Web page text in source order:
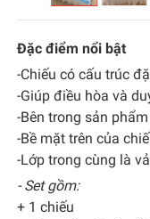
Đặc điểm nổi bật
-Chiếu có cấu trúc
-Giúp điều hòa và
-Bên trong sản
-Bề mặt trên của
-Lớp trong cùng là
- Set gồm:
+ 1 chiếu